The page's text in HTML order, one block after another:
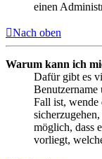
einen
Nach oben
Warum kann ich
Dafür gibt es
Benutzername
Fall ist, wende
möglich, dass
vorliegt,